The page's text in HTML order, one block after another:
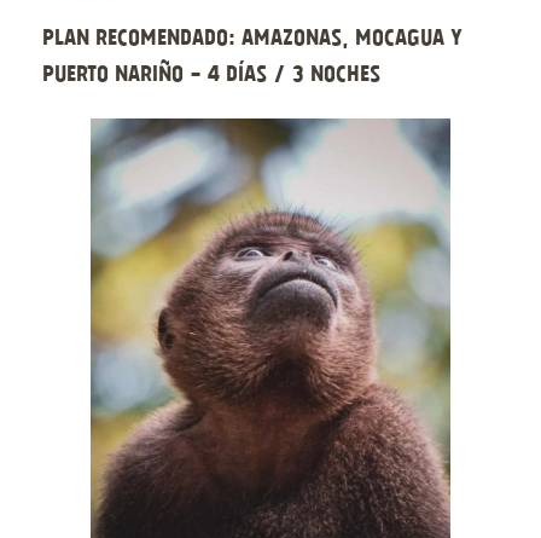
Plan recomendado: Amazonas, Mocagua y
Puerto Nariño - 4 días / 3 noches